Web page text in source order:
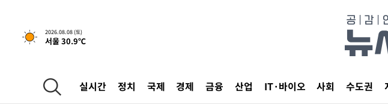
2026.08.08 (토)
서울 30.9℃
실시간 정치 국제 경제 금융 산업 IT·바이오 사회 수도권
2시간 전 >[속보]규제합리화위원회 부위원장에 김태유 서울대 공대 교수…이병태
-17876초 전 >
미 사업체 일자리, 7월에 2.3만개 순감하고 그 전 2개월 10.3만개
하향수정 (2보)
-17324초 전 >